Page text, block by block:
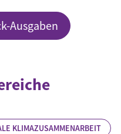
Ausgaben
KLIMAZUSAMMENARBEIT